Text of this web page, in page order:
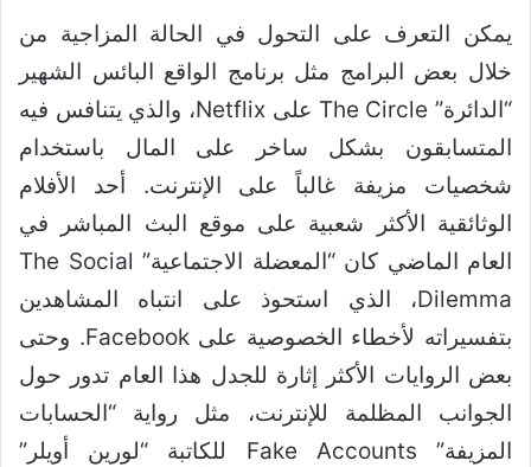
يمكن التعرف على التحول في الحالة المزاجية من
خلال بعض البرامج مثل برنامج الواقع البائس الشهير
“الدائرة” The Circle على Netflix، والذي يتنافس فيه
المتسابقون بشكل ساخر على المال باستخدام
شخصيات مزيفة غالباً على الإنترنت. أحد الأفلام
الوثائقية الأكثر شعبية على موقع البث المباشر في
العام الماضي كان “المعضلة الاجتماعية” The Social
Dilemma، الذي استحوذ على انتباه المشاهدين
بتفسيراته لأخطاء الخصوصية على Facebook. وحتى
بعض الروايات الأكثر إثارة للجدل هذا العام تدور حول
الجوانب المظلمة للإنترنت، مثل رواية “الحسابات
المزيفة” Fake Accounts للكاتبة “لورين أويلر”